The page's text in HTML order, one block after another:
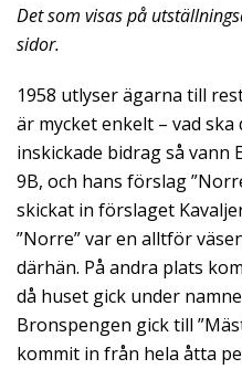
Det som visas på
sidor.
1958 utlyser ägarna till
är mycket enkelt – vad ska
inskickade bidrag så vann
9B, och hans förslag
skickat in förslaget
”Norre” var en alltför
därhän. På andra plats
då huset gick under
Bronspengen gick till
kommit in från hela åtta